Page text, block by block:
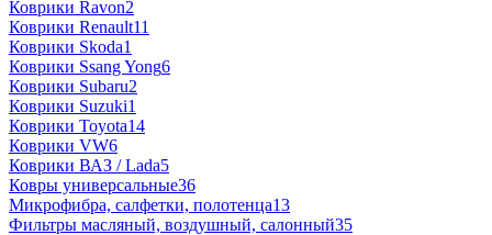
Коврики Ravon2
Коврики Renault11
Коврики Skoda1
Коврики Ssang Yong6
Коврики Subaru2
Коврики Suzuki1
Коврики Toyota14
Коврики VW6
Коврики ВАЗ / Lada5
Ковры универсальные36
Микрофибра, салфетки, полотенца13
Фильтры масляный, воздушный, салонный35